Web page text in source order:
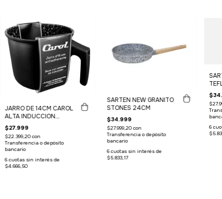
JARRO DE 14CM CAROL
ALTA INDUCCION
NEGRO
$27.999
$22.399,20con
Transferencia o depósito
bancario
6 cuotas sin interés de
$4.666,50
SARTEN NEW GRANITO
STONES 24CM
$34.999
$27.999,20con
Transferencia o depósito
bancario
6 cuotas sin interés de
$5.833,17
6